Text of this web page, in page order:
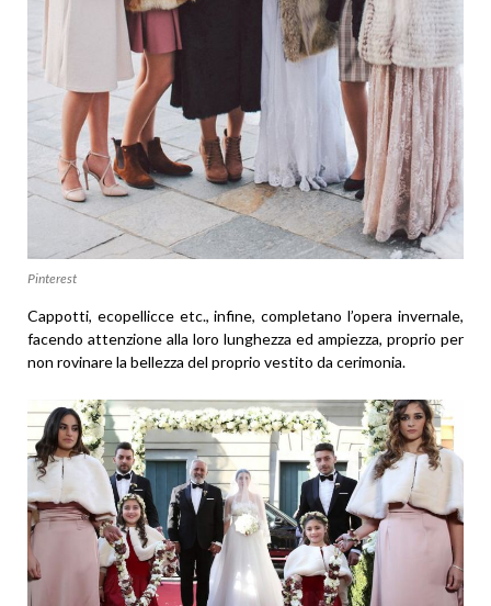
Pinterest
Cappotti, ecopellicce etc., infine, completano l’opera invernale,
facendo attenzione alla loro lunghezza ed ampiezza, proprio per
non rovinare la bellezza del proprio vestito da cerimonia.